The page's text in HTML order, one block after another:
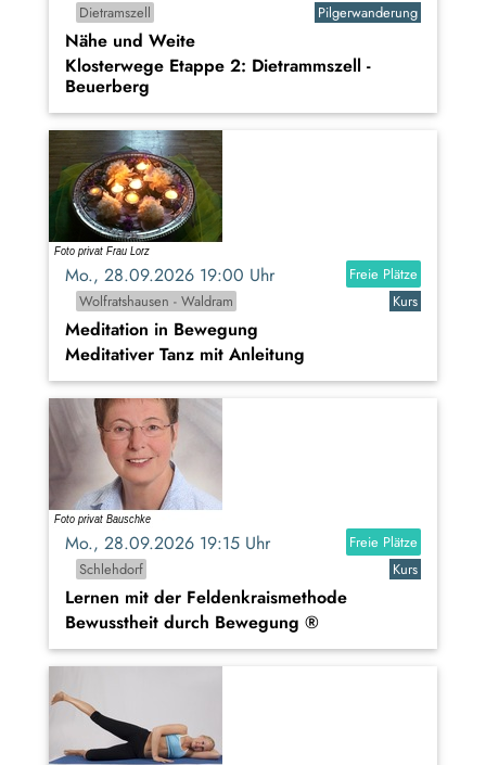
Dietramszell
Pilgerwanderung
Nähe und Weite
Klosterwege Etappe 2: Dietrammszell -
Beuerberg
Mo., 28.09.2026 19:00 Uhr
Freie Plätze
Wolfratshausen - Waldram
Kurs
Meditation in Bewegung
Meditativer Tanz mit Anleitung
Mo., 28.09.2026 19:15 Uhr
Freie Plätze
Schlehdorf
Kurs
Lernen mit der Feldenkraismethode
Bewusstheit durch Bewegung ®